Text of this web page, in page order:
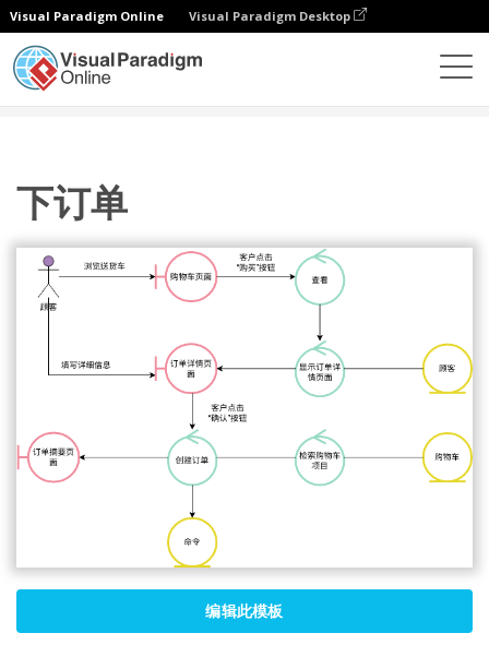
Visual Paradigm Online Visual Paradigm Desktop
下订单
编辑此模板